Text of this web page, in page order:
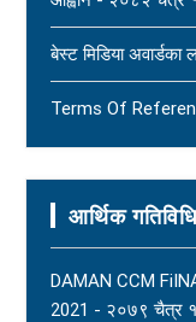
धार्मिक सहिष्णुता,
पत्रकार महासंघको
बेस्ट मिडिया
Terms Of
आर्थिक
DAMAN CCM
2021 - २०७९ चैत्र